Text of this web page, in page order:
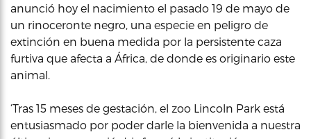
anunció hoy el nacimiento el pasado 19 de mayo de
un rinoceronte negro, una especie en peligro de
extinción en buena medida por la persistente caza
furtiva que afecta a África, de donde es originario este
animal.
‘Tras 15 meses de gestación, el zoo Lincoln Park está
entusiasmado por poder darle la bienvenida a nuestra